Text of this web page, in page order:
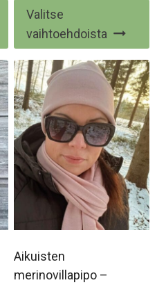
Tällä
tuotteella
on
useampi
muunnelma.
Voit
tehdä
valinnat
tuotteen
sivulla.
Valitse
vaihtoehdoista
on
Aikuisten
merinovillapipo –